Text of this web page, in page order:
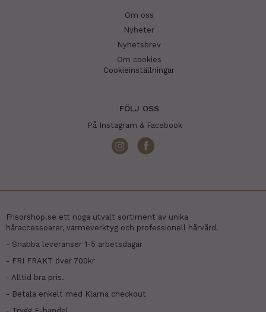
Om oss
Nyheter
Nyhetsbrev
Om cookies
Cookieinställningar
FÖLJ OSS
På Instagram & Facebook
Frisorshop.se ett noga utvalt sortiment av unika
håraccessoarer, värmeverktyg och professionell hårvård.
- Snabba leveranser 1-5 arbetsdagar
- FRI FRAKT över 700kr
- Alltid bra pris.
- Betala enkelt med Klarna checkout